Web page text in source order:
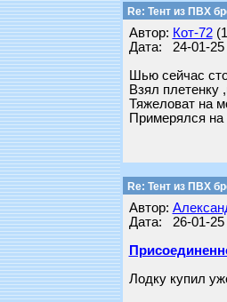
Re: Тент из ПВХ
Автор: Кот-72
Дата: 24-01-25
Шью сейчас
Взял плетенку
Тяжеловат на
Примерялся на
Re: Тент из ПВХ
Автор:
Дата: 26-01-25
Лодку купил